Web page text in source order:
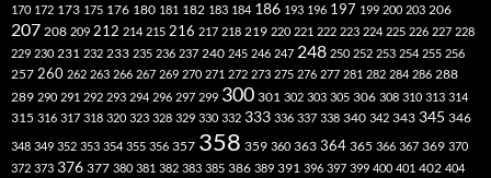
170 172 173 175 176 180 181 182 183 184 186 193 196 197 199 200 203 206
207 208 209 212 214 215 216 217 218 219 220 221 222 223 224 225 226 227 228
229 230 231 232 233 235 236 237 240 245 246 247 248 250 252 253 254 255 256
257 260 262 263 266 267 269 270 271 272 273 275 276 277 281 282 284 286 288
289 290 291 292 293 294 296 297 299 300 301 302 303 305 306 308 310 313 314
315 316 317 318 320 323 328 329 330 332 333 336 337 338 340 342 343 345 346
348 349 352 353 354 355 356 357 358 359 360 363 364 365 366 367 369 370
372 373 376 377 380 381 382 383 385 386 389 391 396 397 399 400 401 402 404